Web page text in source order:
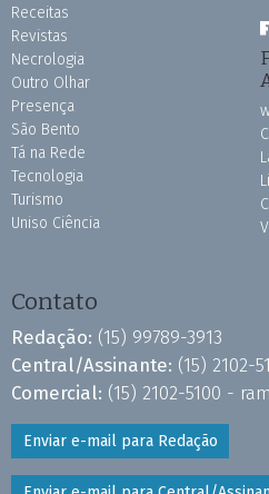
Receitas
Revistas
Necrologia
Outro Olhar
Presença
São Bento
Tá na Rede
Tecnologia
Turismo
Uniso Ciência
Contato
Redação: (15) 99789-3913
Central/Assinante: (15) 2102-
Comercial: (15) 2102-5100 -
Enviar e-mail para Redação